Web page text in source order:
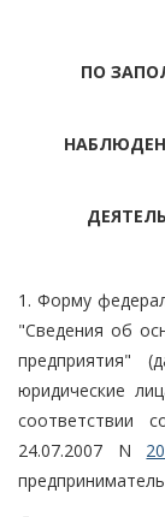
ПО
1. Форму
"Сведения об
предприятия"
юридические
соответствии
24.07.2007 N